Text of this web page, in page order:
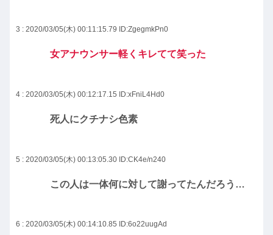
3 : 2020/03/05(木) 00:11:15.79 ID:ZgegmkPn0
女アナウンサー軽くキレてて笑った
4 : 2020/03/05(木) 00:12:17.15 ID:xFniL4Hd0
死人にクチナシ色素
5 : 2020/03/05(木) 00:13:05.30 ID:CK4e/n240
この人は一体何に対して謝ってたんだろう…
6 : 2020/03/05(木) 00:14:10.85 ID:6o22uugAd